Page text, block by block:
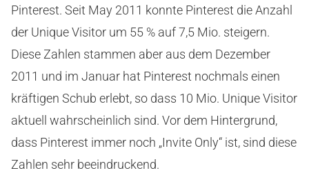
Pinterest. Seit May 2011 konnte Pinterest die Anzahl
der Unique Visitor um 55 % auf 7,5 Mio. steigern.
Diese Zahlen stammen aber aus dem Dezember
2011 und im Januar hat Pinterest nochmals einen
kräftigen Schub erlebt, so dass 10 Mio. Unique Visitor
aktuell wahrscheinlich sind. Vor dem Hintergrund,
dass Pinterest immer noch „Invite Only“ ist, sind diese
Zahlen sehr beeindruckend.